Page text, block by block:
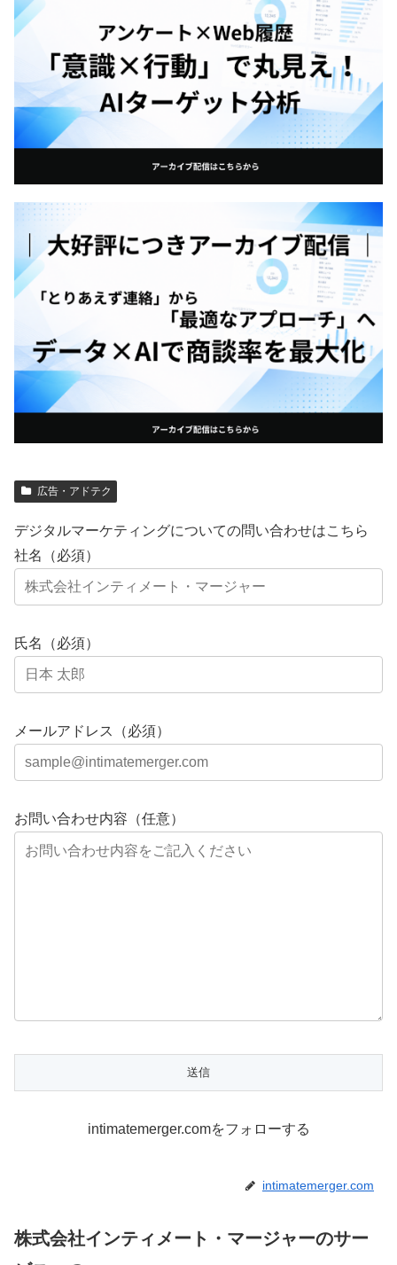
広告・アドテク
デジタルマーケティングについての問い合わせはこちら
社名（必須）
氏名（必須）
メールアドレス（必須）
お問い合わせ内容（任意）
intimatemerger.comをフォローする
intimatemerger.com
株式会社インティメート・マージャーのサー